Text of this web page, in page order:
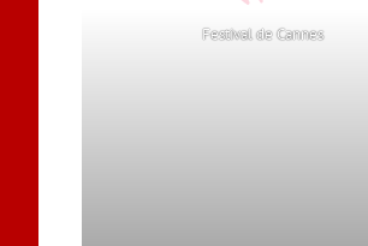
Festival de Cannes